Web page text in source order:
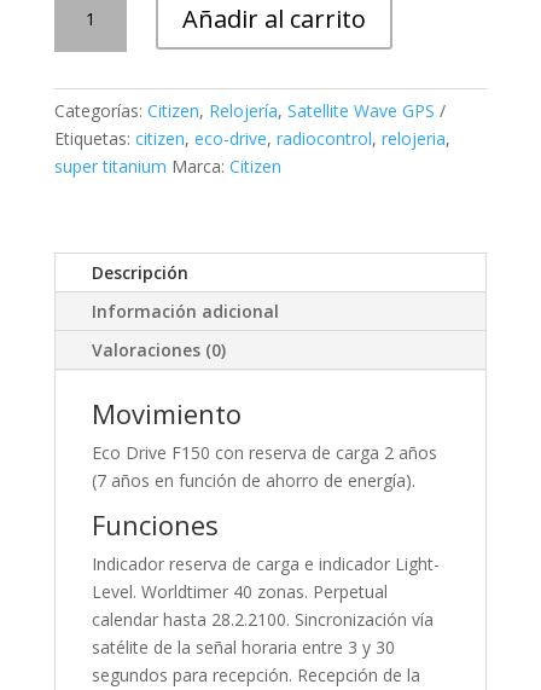
SATELLITE
WAVE
Wave
GPS
F150
Añadir al carrito
Categorías: Citizen, Relojería, Satellite Wave GPS
Etiquetas: citizen, eco-drive, radiocontrol, relojeria,
super titanium Marca: Citizen
Descripción
Información adicional
Valoraciones (0)
Movimiento
Eco Drive F150 con reserva de carga 2 años
(7 años en función de ahorro de energía).
Funciones
Indicador reserva de carga e indicador Light-
Level. Worldtimer 40 zonas. Perpetual
calendar hasta 28.2.2100. Sincronización vía
satélite de la señal horaria entre 3 y 30
segundos para recepción. Recepción de la